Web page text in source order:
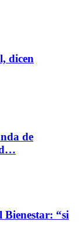
dicen
de
“si